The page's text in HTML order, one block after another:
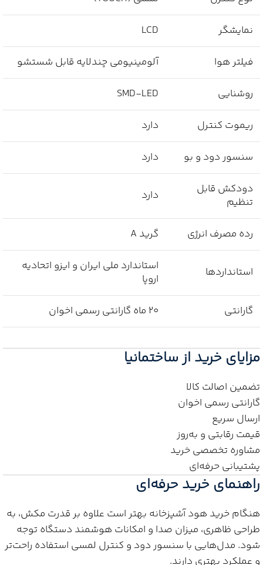
نمایشگر LCD
فیلتر هوا آلومینیومی چندلایه قابل شستشو
روشنایی SMD-LED
ریموت کنترل دارد
سنسور دود و بو دارد
دودکش قابل
تنظیم
دارد
رده مصرف انرژی گرید A
استانداردها
استاندارد ملی ایران و ایزو اتحادیه
اروپا
گارانتی ۲۰ ماه گارانتی رسمی اخوان
مزایای خرید از ساختمانیا
تضمین اصالت کالا
گارانتی رسمی اخوان
ارسال سریع
قیمت رقابتی و به‌روز
مشاوره تخصصی خرید
پشتیبانی حرفه‌ای
راهنمای خرید حرفه‌ای
هنگام خرید هود آشپزخانه بهتر است علاوه بر قدرت مکش، به
طراحی ظاهری، میزان صدا و امکانات هوشمند دستگاه توجه
شود. مدل‌هایی با سنسور دود و کنترل لمسی استفاده راحت‌تر
و عملکرد بهتری دارند.